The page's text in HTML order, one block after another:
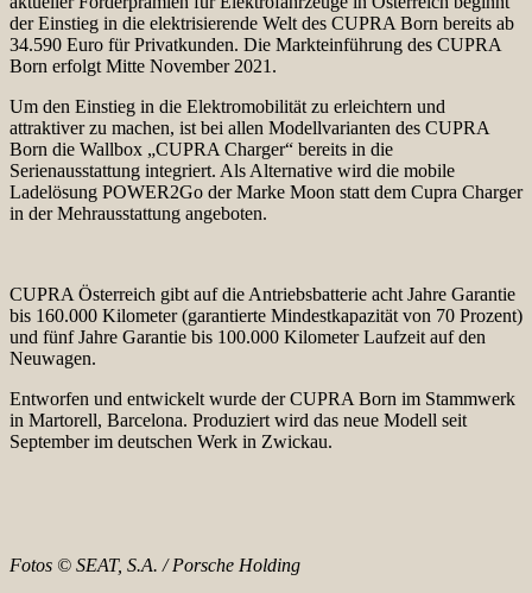
der Einstieg in die elektrisierende Welt des CUPRA Born bereits ab
34.590 Euro für Privatkunden. Die Markteinführung des CUPRA
Born erfolgt Mitte November 2021.
Um den Einstieg in die Elektromobilität zu erleichtern und
attraktiver zu machen, ist bei allen Modellvarianten des CUPRA
Born die Wallbox „CUPRA Charger“ bereits in die
Serienausstattung integriert. Als Alternative wird die mobile
Ladelösung POWER2Go der Marke Moon statt dem Cupra Charger
in der Mehrausstattung angeboten.
CUPRA Österreich gibt auf die Antriebsbatterie acht Jahre Garantie
bis 160.000 Kilometer (garantierte Mindestkapazität von 70 Prozent)
und fünf Jahre Garantie bis 100.000 Kilometer Laufzeit auf den
Neuwagen.
Entworfen und entwickelt wurde der CUPRA Born im Stammwerk
in Martorell, Barcelona. Produziert wird das neue Modell seit
September im deutschen Werk in Zwickau.
Fotos © SEAT, S.A. / Porsche Holding